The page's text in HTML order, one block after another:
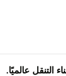
التنقل عالميًا.